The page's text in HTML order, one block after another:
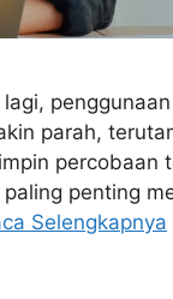
parah,
percobaan
penting
Selengkapnya